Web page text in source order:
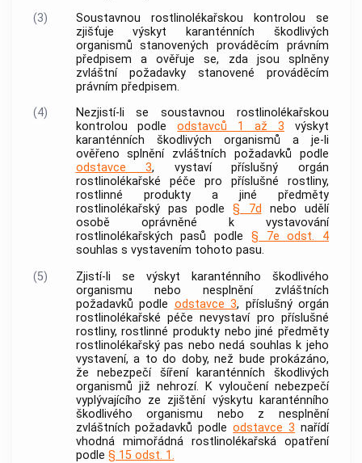
(3)
Soustavnou rostlinolékařskou kontrolou se
zjišťuje výskyt karanténních škodlivých
organismů stanovených prováděcím právním
předpisem a ověřuje se, zda jsou splněny
zvláštní požadavky stanovené prováděcím
právním předpisem.
(4)
Nezjistí-li se soustavnou rostlinolékařskou
kontrolou podleodstavců 1 až 3 výskyt
karanténních škodlivých organismů a je-li
ověřeno splnění zvláštních požadavků podle
odstavce 3, vystaví příslušný orgán
rostlinolékařské péče pro příslušné rostliny,
rostlinné produkty a jiné předměty
rostlinolékařský pas podle§ 7d nebo udělí
osobě oprávněné k vystavování
rostlinolékařských pasů podle § 7e odst. 4
souhlas s vystavením tohoto pasu.
(5)
Zjistí-li se výskyt karanténního škodlivého
organismu nebo nesplnění zvláštních
požadavků podle odstavce 3, příslušný orgán
rostlinolékařské péče nevystaví pro příslušné
rostliny, rostlinné produkty nebo jiné předměty
rostlinolékařský pas nebo nedá souhlas k jeho
vystavení, a to do doby, než bude prokázáno,
že nebezpečí šíření karanténních škodlivých
organismů již nehrozí. K vyloučení nebezpečí
vyplývajícího ze zjištění výskytu karanténního
škodlivého organismu nebo z nesplnění
zvláštních požadavků podleodstavce 3 nařídí
vhodná mimořádná rostlinolékařská opatření
podle § 15 odst. 1.